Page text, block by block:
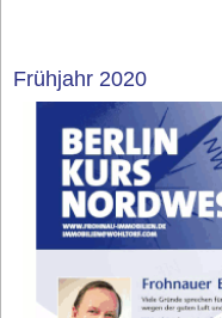
Frühjahr 2020